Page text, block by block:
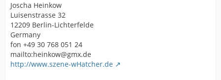
Joscha Heinkow
Luisenstrasse 32
12209 Berlin-Lichterfelde
Germany
fon +49 30 768 051 24
mailto:heinkow@gmx.de
http://www.szene-wHatcher.de